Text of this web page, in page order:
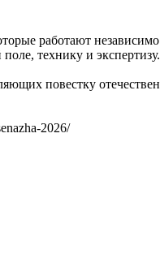
работают
технику и экспертизу.
повестку
2026/